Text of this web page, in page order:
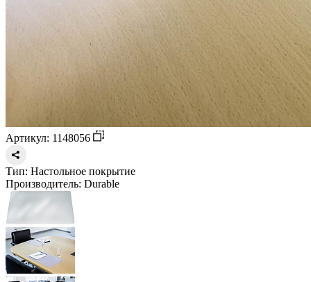
Артикул: 1148056
Тип: Настольное покрытие
Производитель: Durable